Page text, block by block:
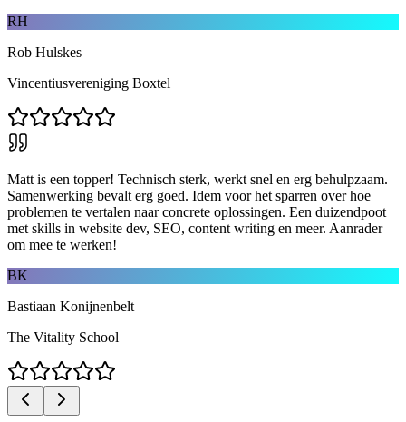
RH
Rob Hulskes
Vincentiusvereniging Boxtel
Matt is een topper! Technisch sterk, werkt snel en erg behulpzaam.
Samenwerking bevalt erg goed. Idem voor het sparren over hoe
problemen te vertalen naar concrete oplossingen. Een duizendpoot
met skills in website dev, SEO, content writing en meer. Aanrader
om mee te werken!
BK
Bastiaan Konijnenbelt
The Vitality School